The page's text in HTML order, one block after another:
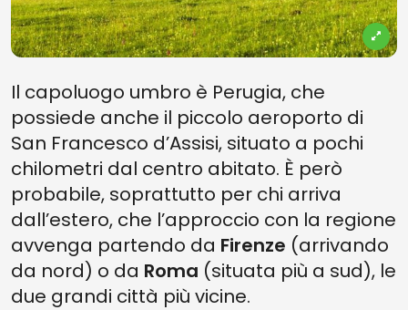
Il capoluogo umbro è Perugia, che
possiede anche il piccolo aeroporto di
San Francesco d’Assisi, situato a pochi
chilometri dal centro abitato. È però
probabile, soprattutto per chi arriva
dall’estero, che l’approccio con la regione
avvenga partendo da Firenze (arrivando
da nord) o da Roma (situata più a sud), le
due grandi città più vicine.